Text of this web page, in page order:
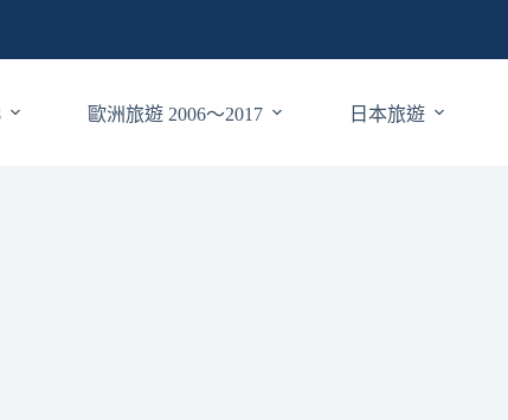
歐洲旅遊 2006～2017 日本旅遊